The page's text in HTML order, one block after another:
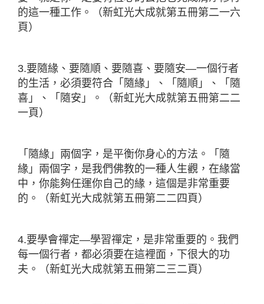
的這一種工作。（新虹光大成就第五冊第二一六
頁）
3.要隨緣、要隨順、要隨喜、要隨安—一個行者
的生活，必須要符合「隨緣」、「隨順」、「隨
喜」、「隨安」。（新虹光大成就第五冊第二二
一頁）
「隨緣」兩個字，是平衡你身心的方法。「隨
緣」兩個字，是我們佛教的一種人生觀，在緣當
中，你能夠任運你自己的緣，這個是非常重要
的。（新虹光大成就第五冊第二二四頁）
4.要學會禪定—學習禪定，是非常重要的。我們
每一個行者，都必須要在這裡面，下很大的功
夫。（新虹光大成就第五冊第二三二頁）